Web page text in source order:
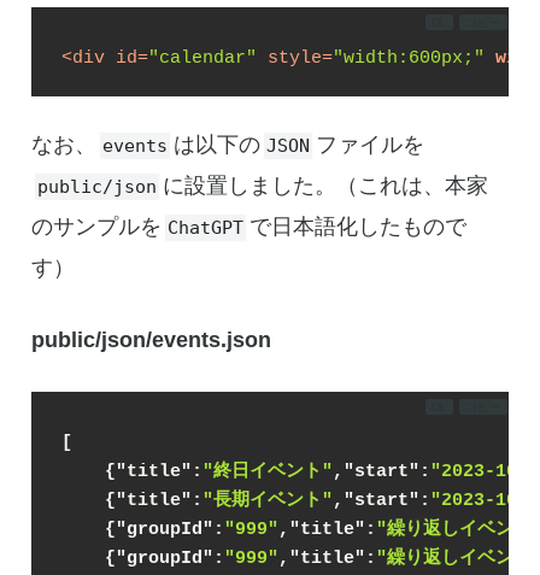
<div id="calendar" style="width:600px;"
なお、 events は以下の JSON ファイルを
public/json に設置しました。（これは、本家
のサンプルを ChatGPT で日本語化したもので
す）
public/json/events.json
[
    {
"title" : "終日イベント", "start" : "2023-10-
    {
"title" : "長期イベント", "start" : "2023-10-
    {
"groupId" : "999", "title" : "繰り返しイベント
    {
"groupId" : "999", "title" : "繰り返しイベント